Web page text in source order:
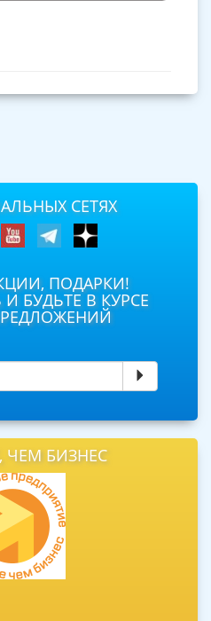
СЕТЯХ
ПОДАРКИ!
БУДЬТЕ В КУРСЕ
БИЗНЕС